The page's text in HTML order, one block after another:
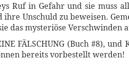
Ruf in Gefahr und sie muss
ihre Unschuld zu beweisen.
das mysteriöse Verschwinden
FÄLSCHUNG (Buch #8), und
bereits vorbestellt werden!